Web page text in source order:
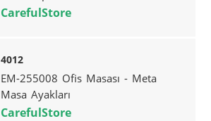
CarefulStore
4012
EM-255008 Ofis Masası - Meta
Masa Ayakları
CarefulStore